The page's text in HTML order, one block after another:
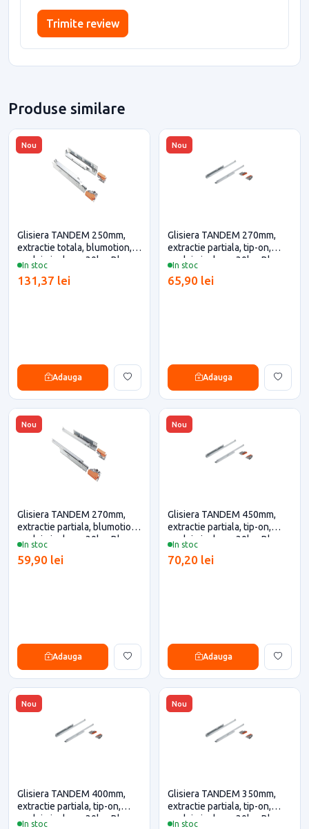
Trimite review
Produse similare
Nou
In stoc
Glisiera TANDEM 250mm,
extractie totala, blumotion,
cuplaje incluse, 30kg, Blum
eficiente
131,37 lei
Adauga
Nou
In stoc
Glisiera TANDEM 270mm,
extractie partiala, tip-on,
cuplaje incluse, 30kg, Blum
eficiente
65,90 lei
Adauga
Nou
In stoc
Glisiera TANDEM 270mm,
extractie partiala, blumotion,
cuplaje incluse, 30kg, Blum
eficiente
59,90 lei
Adauga
Nou
In stoc
Glisiera TANDEM 450mm,
extractie partiala, tip-on,
cuplaje incluse, 30kg, Blum
eficiente
70,20 lei
Adauga
Nou
In stoc
Glisiera TANDEM 400mm,
extractie partiala, tip-on,
cuplaje incluse, 30kg, Blum
Nou
In stoc
Glisiera TANDEM 350mm,
extractie partiala, tip-on,
cuplaje incluse, 30kg, Blum